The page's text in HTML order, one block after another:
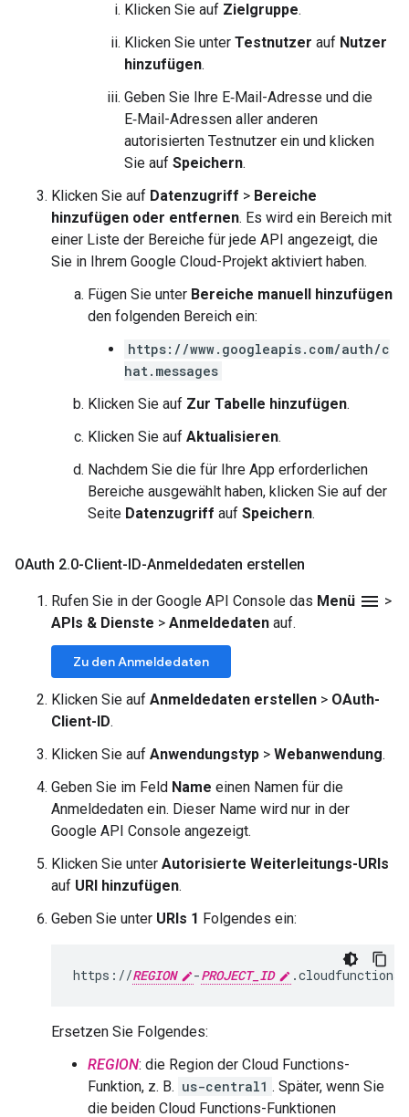
Klicken Sie auf Zielgruppe.
Klicken Sie unter Testnutzer auf Nutzer
hinzufügen.
Geben Sie Ihre E‑Mail-Adresse und die
E‑Mail-Adressen aller anderen
autorisierten Testnutzer ein und klicken
Sie auf Speichern.
Klicken Sie auf Datenzugriff > Bereiche
hinzufügen oder entfernen. Es wird ein Bereich mit
einer Liste der Bereiche für jede API angezeigt, die
Sie in Ihrem Google Cloud-Projekt aktiviert haben.
Fügen Sie unter Bereiche manuell hinzufügen
den folgenden Bereich ein:
https://www.googleapis.com/auth/c
hat.messages
Klicken Sie auf Zur Tabelle hinzufügen.
Klicken Sie auf Aktualisieren.
Nachdem Sie die für Ihre App erforderlichen
Bereiche ausgewählt haben, klicken Sie auf der
Seite Datenzugriff auf Speichern.
OAuth 2.0-Client-ID-Anmeldedaten erstellen
Rufen Sie in der Google API Console das Menü menu >
APIs & Dienste > Anmeldedaten auf.
Zu den Anmeldedaten
Klicken Sie auf Anmeldedaten erstellen > OAuth-
Client-ID.
Klicken Sie auf Anwendungstyp > Webanwendung.
Geben Sie im Feld Name einen Namen für die
Anmeldedaten ein. Dieser Name wird nur in der
Google API Console angezeigt.
Klicken Sie unter Autorisierte Weiterleitungs-URIs
auf URI hinzufügen.
Geben Sie unter URIs 1 Folgendes ein:
https://REGION -PROJECT_ID
Ersetzen Sie Folgendes:
REGION: die Region der Cloud Functions-
Funktion, z. B. us-central1 . Später, wenn Sie
die beiden Cloud Functions-Funktionen